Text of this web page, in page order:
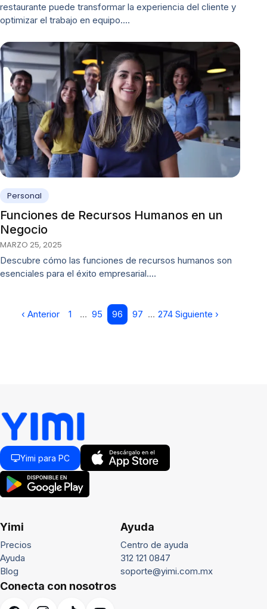
restaurante puede transformar la experiencia del cliente y
optimizar el trabajo en equipo.…
Personal
Funciones de Recursos Humanos en un
Negocio
MARZO 25, 2025
Descubre cómo las funciones de recursos humanos son
esenciales para el éxito empresarial.…
‹ Anterior 1 … 95 96 97 … 274 Siguiente ›
Yimi para PC
Yimi
Precios
Ayuda
Blog
Ayuda
Centro de ayuda
312 121 0847
soporte@yimi.com.mx
Conecta con nosotros